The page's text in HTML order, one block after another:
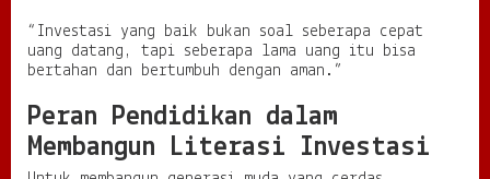
“Investasi yang baik bukan soal seberapa cepat
uang datang, tapi seberapa lama uang itu bisa
bertahan dan bertumbuh dengan aman.”
Peran Pendidikan dalam
Membangun Literasi Investasi